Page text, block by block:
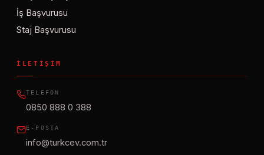
İş Başvurusu
Staj Başvurusu
İLETIŞIM
TELEFON
0850 888 0 388
E-POSTA
info@turkcev.com.tr